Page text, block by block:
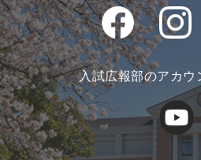
入試広報部のアカウ